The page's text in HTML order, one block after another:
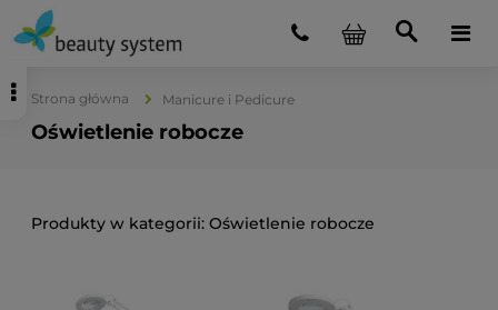
Strona główna Manicure i Pedicure
Oświetlenie robocze
Oświetlenie robocze